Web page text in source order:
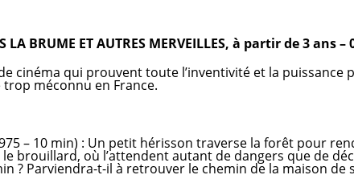
BRUME ET AUTRES MERVEILLES, à partir de 3 ans
cinéma qui prouvent toute l’inventivité et la puissance
méconnu en France.
– 10 min) : Un petit hérisson traverse la forêt pour
le brouillard, où l’attendent autant de dangers que de
? Parviendra-t-il à retrouver le chemin de la maison de